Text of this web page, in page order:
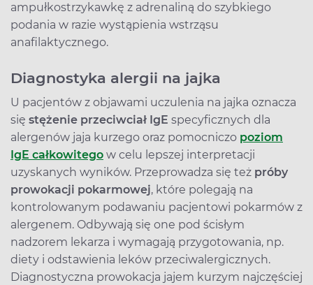
ampułkostrzykawkę z adrenaliną do szybkiego
podania w razie wystąpienia wstrząsu
anafilaktycznego.
Diagnostyka alergii na jajka
U pacjentów z objawami uczulenia na jajka oznacza
się stężenie przeciwciał IgE specyficznych dla
alergenów jaja kurzego oraz pomocniczo poziom
IgE całkowitego w celu lepszej interpretacji
uzyskanych wyników. Przeprowadza się też próby
prowokacji pokarmowej, które polegają na
kontrolowanym podawaniu pacjentowi pokarmów z
alergenem. Odbywają się one pod ścisłym
nadzorem lekarza i wymagają przygotowania, np.
diety i odstawienia leków przeciwalergicznych.
Diagnostyczna prowokacja jajem kurzym najczęściej